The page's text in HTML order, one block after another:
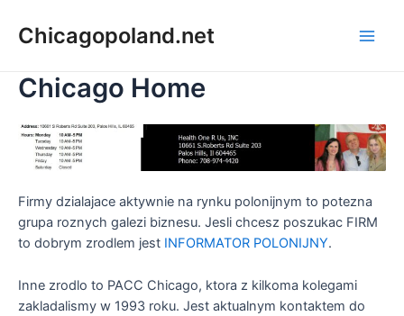
Chicagopoland.net
Chicago Home
Firmy dzialajace aktywnie na rynku polonijnym to potezna
grupa roznych galezi biznesu. Jesli chcesz poszukac FIRM
to dobrym zrodlem jest INFORMATOR POLONIJNY.
Inne zrodlo to PACC Chicago, ktora z kilkoma kolegami
zakladalismy w 1993 roku. Jest aktualnym kontaktem do